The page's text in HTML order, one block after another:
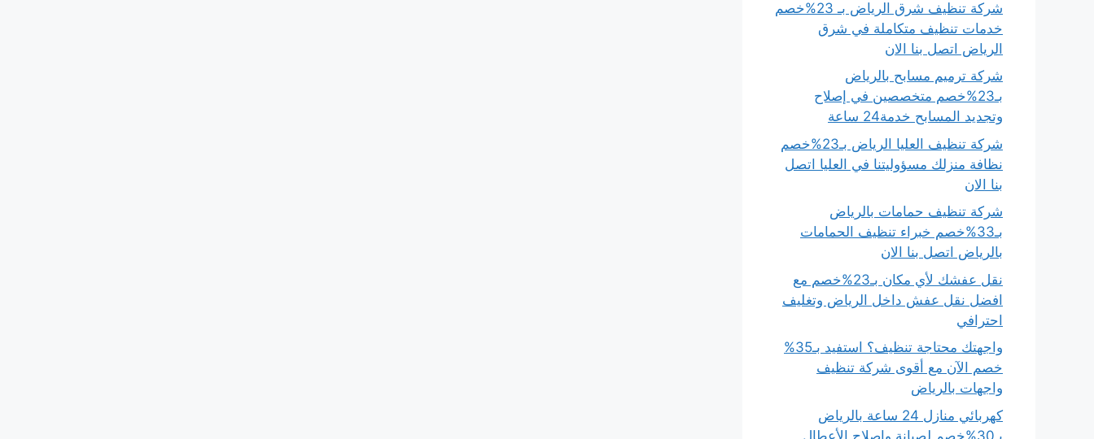
شركة تنظيف شرق الرياض بـ 23%خصم
خدمات تنظيف متكاملة في شرق
الرياض اتصل بنا الان
شركة ترميم مسابح بالرياض
بـ23%خصم متخصصين في إصلاح
وتجديد المسابح خدمة24 ساعة
شركة تنظيف العليا الرياض بـ23%خصم
نظافة منزلك مسؤوليتنا في العليا اتصل
بنا الان
شركة تنظيف حمامات بالرياض
بـ33%خصم خبراء تنظيف الحمامات
بالرياض اتصل بنا الان
نقل عفشك لأي مكان بـ23%خصم مع
افضل نقل عفش داخل الرياض وتغليف
احترافي
واجهتك محتاجة تنظيف؟ استفيد بـ35%
خصم الآن مع أقوى شركة تنظيف
واجهات بالرياض
كهربائي منازل 24 ساعة بالرياض
بـ30%خصم لصيانة وإصلاح الأعطال